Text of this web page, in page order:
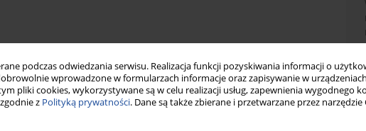
podczas odwiedzania serwisu. Realizacja funkcji pozyskiwania informacji o
wprowadzone w formularzach informacje oraz zapisywanie w
pliki cookies, wykorzystywane są w celu realizacji usług, zapewnienia wygodnego
z Polityką prywatności. Dane są także zbierane i przetwarzane przez
Statystyki
dzieci i młodzieży